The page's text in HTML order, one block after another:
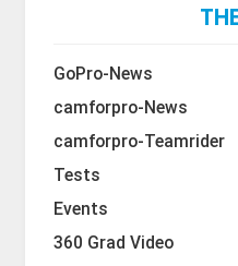
GoPro-News
camforpro-News
camforpro-Teamrider
Tests
Events
360 Grad Video